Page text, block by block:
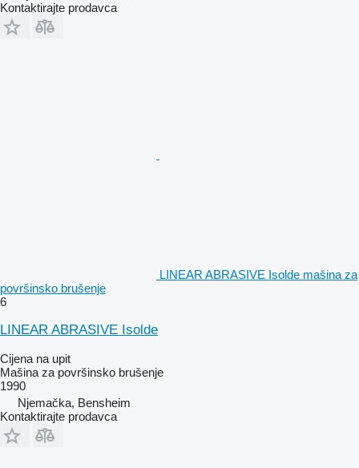
Kontaktirajte prodavca
LINEAR ABRASIVE Isolde mašina za
površinsko brušenje
6
LINEAR ABRASIVE Isolde
Cijena na upit
Mašina za površinsko brušenje
1990
Njemačka, Bensheim
Kontaktirajte prodavca